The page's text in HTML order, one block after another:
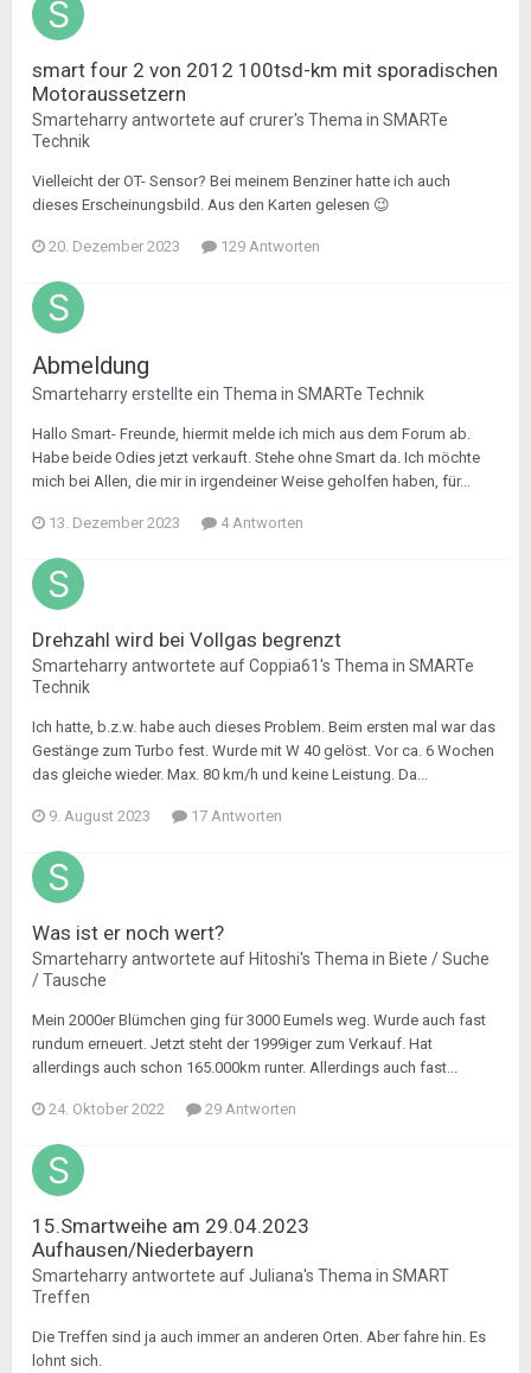
smart four 2 von 2012 100tsd-km mit sporadischen
Motoraussetzern
Smarteharryantwortete aufcrurer's Thema in SMARTe
Technik
Vielleicht der OT- Sensor? Bei meinem Benziner hatte ich auch
dieses Erscheinungsbild. Aus den Karten gelesen 😉
20. Dezember 2023 129 Antworten
Abmeldung
Smarteharryerstellte ein Thema in SMARTe Technik
Hallo Smart- Freunde, hiermit melde ich mich aus dem Forum ab.
Habe beide Odies jetzt verkauft. Stehe ohne Smart da. Ich möchte
mich bei Allen, die mir in irgendeiner Weise geholfen haben, für...
13. Dezember 2023 4 Antworten
Drehzahl wird bei Vollgas begrenzt
Smarteharryantwortete aufCoppia61's Thema in SMARTe
Technik
Ich hatte, b.z.w. habe auch dieses Problem. Beim ersten mal war das
Gestänge zum Turbo fest. Wurde mit W 40 gelöst. Vor ca. 6 Wochen
das gleiche wieder. Max. 80 km/h und keine Leistung. Da...
9. August 2023 17 Antworten
Was ist er noch wert?
Smarteharryantwortete auf Hitoshi's Thema in Biete / Suche
/ Tausche
Mein 2000er Blümchen ging für 3000 Eumels weg. Wurde auch fast
rundum erneuert. Jetzt steht der 1999iger zum Verkauf. Hat
allerdings auch schon 165.000km runter. Allerdings auch fast...
24. Oktober 2022 29 Antworten
15.Smartweihe am 29.04.2023
Aufhausen/Niederbayern
Smarteharryantwortete aufJuliana's Thema in SMART
Treffen
Die Treffen sind ja auch immer an anderen Orten. Aber fahre hin. Es
lohnt sich.